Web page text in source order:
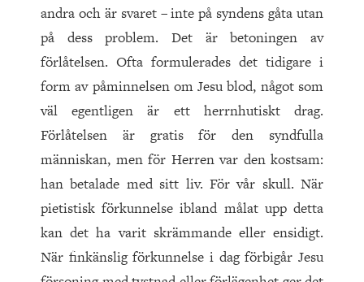
andra och är svaret – inte på syndens gåta utan
på dess problem. Det är betoningen av
förlåtelsen. Ofta formulerades det tidigare i
form av påminnelsen om Jesu blod, något som
väl egentligen är ett herrnhutiskt drag.
Förlåtelsen är gratis för den syndfulla
människan, men för Herren var den kostsam:
han betalade med sitt liv. För vår skull. När
pietistisk förkunnelse ibland målat upp detta
kan det ha varit skrämmande eller ensidigt.
När finkänslig förkunnelse i dag förbigår Jesu